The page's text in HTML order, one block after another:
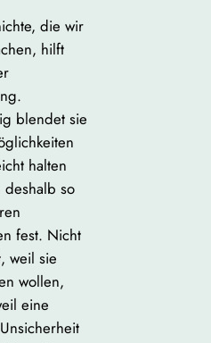
die wir
hilft
blendet sie
halten
deshalb so
fest. Nicht
weil sie
wollen,
eine